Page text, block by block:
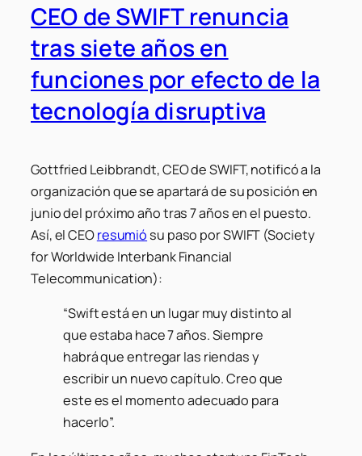
CEO de SWIFT renuncia
tras siete años en
funciones por efecto de la
tecnología disruptiva
Gottfried Leibbrandt, CEO de SWIFT, notificó a la
organización que se apartará de su posición en
junio del próximo año tras 7 años en el puesto.
Así, el CEOresumió su paso por SWIFT (Society
for Worldwide Interbank Financial
Telecommunication):
“Swift está en un lugar muy distinto al
que estaba hace 7 años. Siempre
habrá que entregar las riendas y
escribir un nuevo capítulo. Creo que
este es el momento adecuado para
hacerlo”.